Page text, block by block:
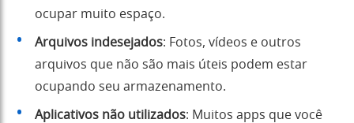
ocupar muito espaço.
Arquivos indesejados: Fotos, vídeos e outros
arquivos que não são mais úteis podem estar
ocupando seu armazenamento.
Aplicativos não utilizados: Muitos apps que você